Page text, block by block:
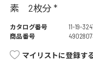
素 2枚分 *
カタログ番号
11-19-
商品番号
マイリストに登録す